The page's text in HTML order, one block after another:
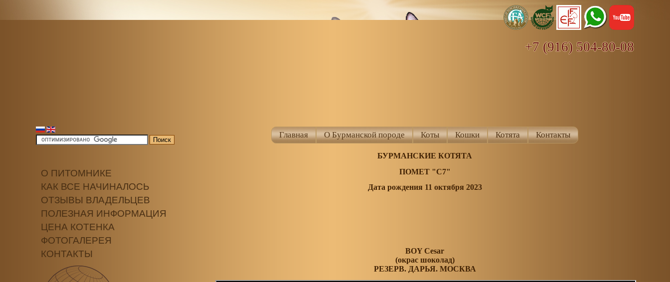
+7 (916) 504-80-08
Главная О Бурманской породе Коты Кошки Котята Контакты
О ПИТОМНИКЕ
КАК ВСЕ НАЧИНАЛОСЬ
ОТЗЫВЫ ВЛАДЕЛЬЦЕВ
ПОЛЕЗНАЯ ИНФОРМАЦИЯ
ЦЕНА КОТЕНКА
ФОТОГАЛЕРЕЯ
КОНТАКТЫ
БУРМАНСКИЕ КОТЯТА
ПОМЕТ "C7"
Дата рождения 11 октября 2023
BOY Cesar
(окрас шоколад)
РЕЗЕРВ. ДАРЬЯ. МОСКВА